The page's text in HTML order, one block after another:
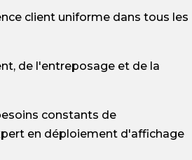
client uniforme dans tous les
de l'entreposage et de la
constants de
en déploiement d'affichage